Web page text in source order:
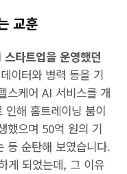
교훈
타트업을 운영했던
이터와 병력 등을 기
스케어 AI 서비스를 개
인해 홈트레이닝 붐이
했으며 50억 원의 기
등 순탄해 보였습니다.
게 되었는데, 그 이유